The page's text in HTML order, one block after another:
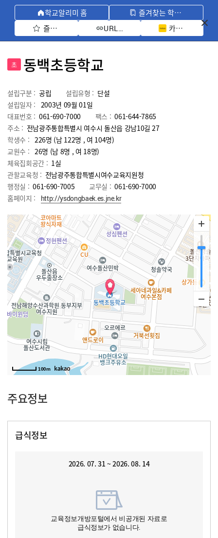
학교알리미 홈
즐겨찾는 학교 모아보기
즐겨찾기 선택
URL 복사 카카오톡 공유
초 동백초등학교
설립구분 : 공립 설립유형 : 단설
설립일자 : 2003년 09월 01일
대표번호 : 061-690-7000 팩스 : 061-644-7865
주소 : 전남광주통합특별시 여수시 돌산읍 강남10길 27
학생수 : 226명 (남 122명 , 여 104명)
교원수 : 26명 (남 8명 , 여 18명)
체육집회공간 : 1실
관할교육청 : 전남광주통합특별시여수교육지원청
행정실 : 061-690-7005 교무실 : 061-690-7000
홈페이지 :
http://ysdongbaek.es.jne.kr
100m
주요정보
급식정보
2026. 07. 31 ~ 2026. 08. 14
교육정보개방포털에서 비공개된 자료로
급식정보가 없습니다.